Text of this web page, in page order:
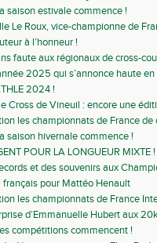
saison estivale commence !
Le Roux, vice-championne de
à l’honneur !
faute aux régionaux de cross-
2025 qui s’annonce haute
2024 !
Cross de Vineuil : encore une
les championnats de France de
saison hivernale commence !
POUR LA LONGUEUR MIXTE !
et des souvenirs aux
français pour Mattéo Henault
les championnats de France
d’Emmanuelle Hubert aux
compétitions commencent !